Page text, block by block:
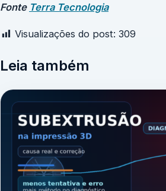
Fonte Terra Tecnologia
Visualizações do post: 309
Leia também